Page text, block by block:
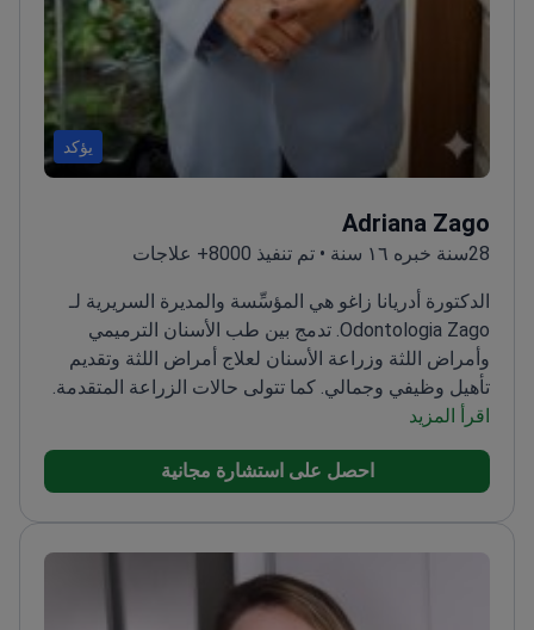
يؤكد
Adriana Zago
28سنة خبره ١٦ سنة • تم تنفيذ 8000+ علاجات
الدكتورة أدريانا زاغو هي المؤسِّسة والمديرة السريرية لـ
Odontologia Zago. تدمج بين طب الأسنان الترميمي
وأمراض اللثة وزراعة الأسنان لعلاج أمراض اللثة وتقديم
تأهيل وظيفي وجمالي. كما تتولى حالات الزراعة المتقدمة.
ويعتمد نهجها على مواد متوافقة حيويًا وتقنيات طفيفة
التوغل والعلاج بالليزر.
الاعتمادات: DDS، Universidade
ABO‑PR. تدريب متقدم في زراعة الأسنان. تدريب في طب
الأسنان البيولوجي والعلاج العصبي. تقود التشخيص ووضع
خطط العلاج، وتنسّق فريقًا متعدد التخصصات لتقديم رعاية
دقيقة ومخصصة تدعم الصحة الجهازية والرفاهية على
اقرأ المزيد
احصل على استشارة مجانية